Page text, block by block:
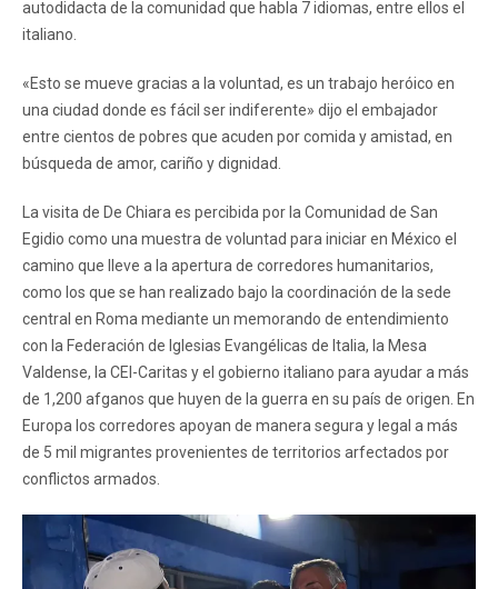
autodidacta de la comunidad que habla 7 idiomas, entre ellos el
italiano.
«Esto se mueve gracias a la voluntad, es un trabajo heróico en
una ciudad donde es fácil ser indiferente» dijo el embajador
entre cientos de pobres que acuden por comida y amistad, en
búsqueda de amor, cariño y dignidad.
La visita de De Chiara es percibida por la Comunidad de San
Egidio como una muestra de voluntad para iniciar en México el
camino que lleve a la apertura de corredores humanitarios,
como los que se han realizado bajo la coordinación de la sede
central en Roma mediante un memorando de entendimiento
con la Federación de Iglesias Evangélicas de Italia, la Mesa
Valdense, la CEI-Caritas y el gobierno italiano para ayudar a más
de 1,200 afganos que huyen de la guerra en su país de origen. En
Europa los corredores apoyan de manera segura y legal a más
de 5 mil migrantes provenientes de territorios arfectados por
conflictos armados.